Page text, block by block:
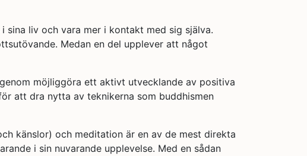
sina liv och vara mer i kontakt med sig själva.
Medan en del upplever att något
möjliggöra ett aktivt utvecklande av positiva
att dra nytta av teknikerna som buddhismen
känslor) och meditation är en av de mest direkta
i sin nuvarande upplevelse. Med en sådan